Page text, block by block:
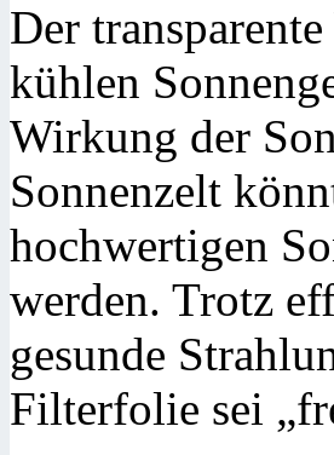
Der
kühlen
Wirkung der
Sonnenzelt
hochwertigen
werden. Trotz
gesunde
Filterfolie sei